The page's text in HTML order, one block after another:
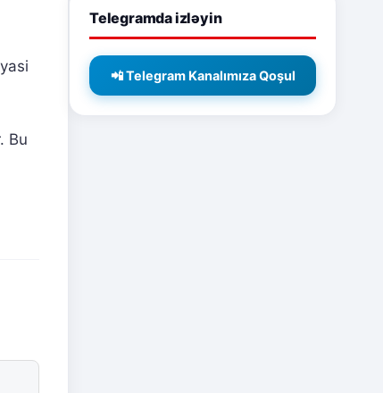
Bu
Telegramda izləyin
📲 Telegram Kanalımıza Qoşul